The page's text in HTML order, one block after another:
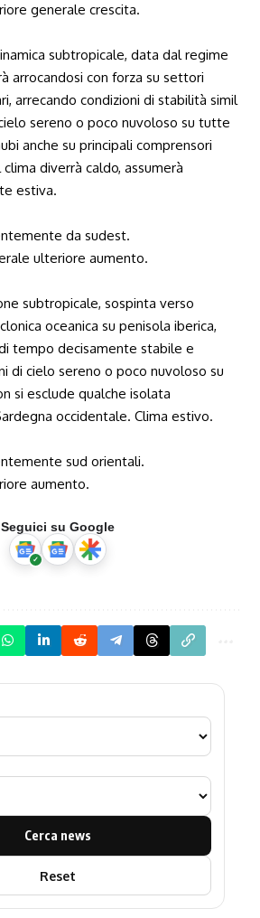
generale crescita.
subtropicale, data dal regime
arrocandosi con forza su settori
arrecando condizioni di stabilità simil
sereno o poco nuvoloso su tutte
anche su principali comprensori
diverrà caldo, assumerà
estiva.
da sudest.
ulteriore aumento.
subtropicale, sospinta verso
oceanica su penisola iberica,
tempo decisamente stabile e
di cielo sereno o poco nuvoloso su
si esclude qualche isolata
occidentale. Clima estivo.
sud orientali.
aumento.
Seguici su Google
Cerca news
Reset